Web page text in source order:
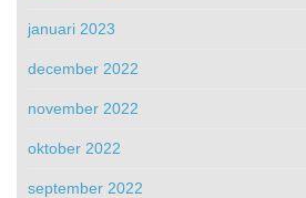
januari 2023
december 2022
november 2022
oktober 2022
september 2022